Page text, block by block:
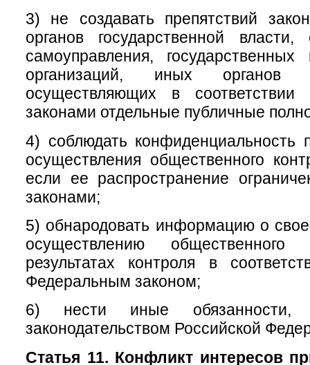
3) не создавать препятствий
органов государственной власти,
самоуправления,
организаций, иных органов
осуществляющих в
законами отдельные публичные
4) соблюдать конфиденциальность
осуществления общественного
если ее распространение
законами;
5) обнародовать информацию о
осуществлению
результатах контроля в
Федеральным законом;
6) нести иные обязанности,
законодательством Российской
Статья 11. Конфликт интересов